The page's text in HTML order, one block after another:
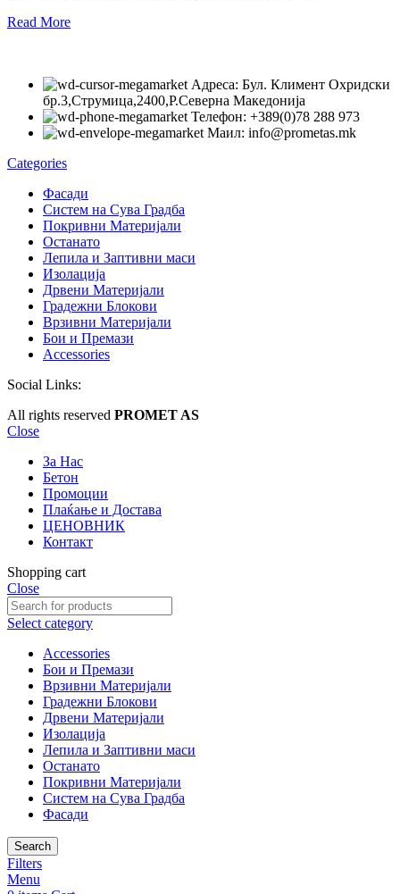
Read More
Адреса: Бул. Климент Охридски
бр.3,Струмица,2400,Р.Северна Македонија
Телефон: +389(0)78 288 973
Маил: info@prometas.mk
Categories
Фасади
Систем на Сува Градба
Покривни Материјали
Останато
Лепила и Заптивни маси
Изолација
Дрвени Материјали
Градежни Блокови
Врзивни Материјали
Бои и Премази
Accessories
Social Links:
All rights reserved PROMET AS
Close
За Нас
Бетон
Промоции
Плаќање и Достава
ЦЕНОВНИК
Контакт
Shopping cart
Close
Select category
Accessories
Бои и Премази
Врзивни Материјали
Градежни Блокови
Дрвени Материјали
Изолација
Лепила и Заптивни маси
Останато
Покривни Материјали
Систем на Сува Градба
Фасади
Search
Filters
Menu